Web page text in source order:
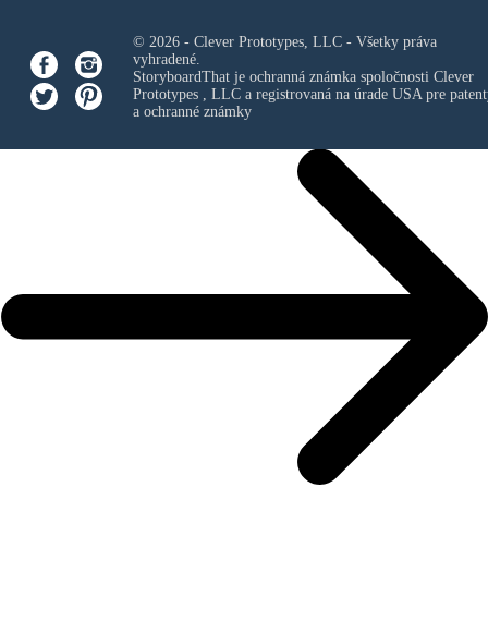
© 2026 - Clever Prototypes, LLC - Všetky práva
vyhradené.
StoryboardThat je ochranná známka spoločnosti Clever
Prototypes , LLCa registrovaná na úrade USA pre
a ochranné známky